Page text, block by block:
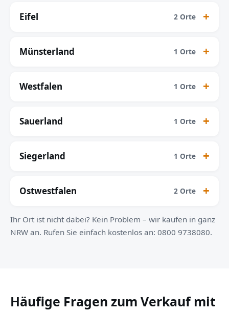
Eifel 2 Orte
Münsterland 1 Orte
Westfalen 1 Orte
Sauerland 1 Orte
Siegerland 1 Orte
Ostwestfalen 2 Orte
Ihr Ort ist nicht dabei? Kein Problem – wir kaufen in ganz
NRW an. Rufen Sie einfach kostenlos an: 0800 9738080.
Häufige Fragen zum Verkauf mit